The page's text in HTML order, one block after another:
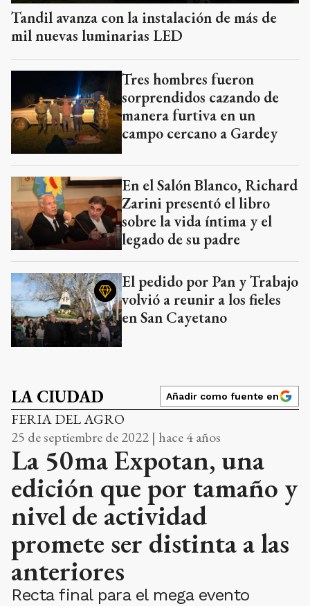
Tandil avanza con la instalación de más de
mil nuevas luminarias LED
Tres hombres fueron
sorprendidos cazando de
manera furtiva en un
campo cercano a Gardey
En el Salón Blanco, Richard
Zarini presentó el libro
sobre la vida íntima y el
legado de su padre
El pedido por Pan y Trabajo
volvió a reunir a los fieles
en San Cayetano
LA CIUDAD Añadir como fuente en
FERIA DEL AGRO
25 de septiembre de 2022 | hace 4 años
La 50ma Expotan, una
edición que por tamaño y
nivel de actividad
promete ser distinta a las
anteriores
Recta final para el mega evento